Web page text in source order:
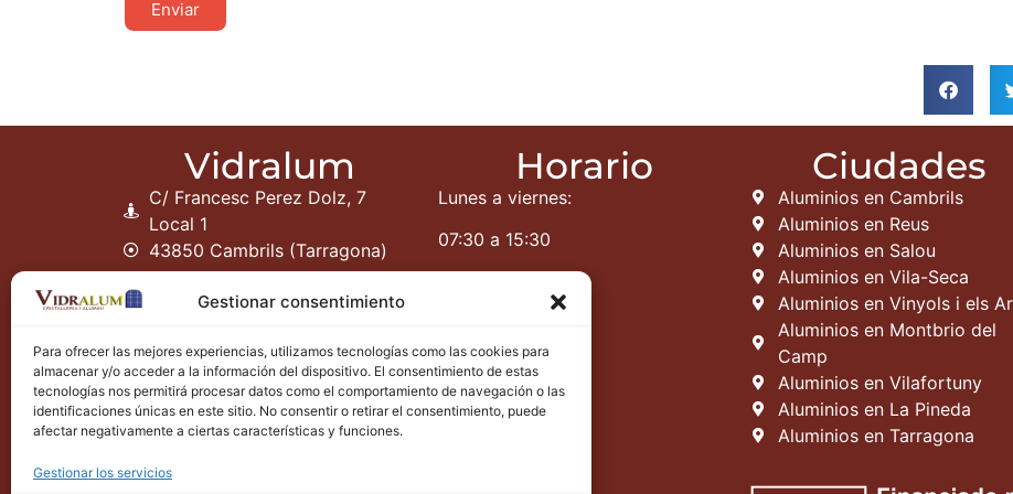
Gestionar consentimiento
Para ofrecer las mejores experiencias, utilizamos tecnologías como las cookies para
almacenar y/o acceder a la información del dispositivo. El consentimiento de estas
tecnologías nos permitirá procesar datos como el comportamiento de navegación o las
identificaciones únicas en este sitio. No consentir o retirar el consentimiento, puede
afectar negativamente a ciertas características y funciones.
Gestionar los servicios
Enviar
Vidralum
C/ Francesc Perez Dolz, 7
Local 1
43850 Cambrils (Tarragona)
Horario
Lunes a viernes:
07:30 a 15:30
Ciudades
Aluminios en Cambrils
Aluminios en Reus
Aluminios en Salou
Aluminios en Vila-Seca
Aluminios en Vinyols i els
Aluminios en Montbrio del
Camp
Aluminios en Vilafortuny
Aluminios en La Pineda
Aluminios en Tarragona